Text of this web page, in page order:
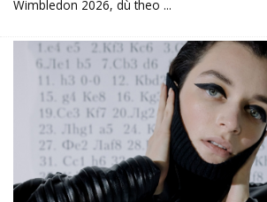
Wimbledon 2026, dù theo ...